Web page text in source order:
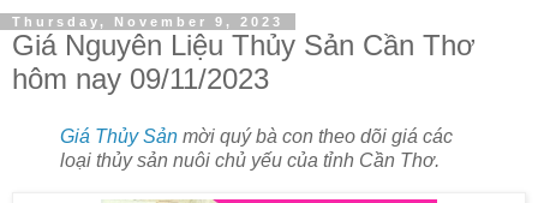
Thursday, November 9, 2023
Giá Nguyên Liệu Thủy Sản Cần Thơ
hôm nay 09/11/2023
Giá Thủy Sản mời quý bà con theo dõi giá các
loại thủy sản nuôi chủ yếu của tỉnh Cần Thơ.